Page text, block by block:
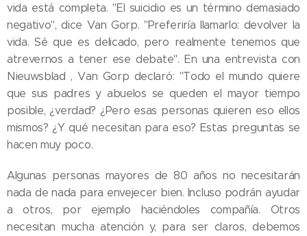
vida está completa. "El suicidio es un término demasiado
negativo", dice Van Gorp. "Preferiría llamarlo: devolver la
vida. Sé que es delicado, pero realmente tenemos que
atrevernos a tener ese debate". En una entrevista con
Nieuwsblad , Van Gorp declaró: "Todo el mundo quiere
que sus padres y abuelos se queden el mayor tiempo
posible, ¿verdad? ¿Pero esas personas quieren eso ellos
mismos? ¿Y qué necesitan para eso? Estas preguntas se
hacen muy poco.
Algunas personas mayores de 80 años no necesitarán
nada de nada para envejecer bien. Incluso podrán ayudar
a otros, por ejemplo haciéndoles compañía. Otros
necesitan mucha atención y, para ser claros, debemos